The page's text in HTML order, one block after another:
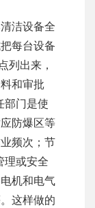
洁设备全
每台设备
列出来，
和审批
部门是使
防爆区等
频次；节
理或安全
机和电气
这样做的